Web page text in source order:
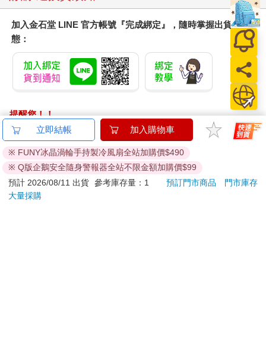
加入金石堂 LINE 官方帳號『完成綁定』，隨時掌握出貨動
態：
提醒您！！
金石堂及銀行均不會請您操作ATM! 如接獲電話要求您前往
ATM提款機，請不要聽從指示，以免受騙上當！
退換貨須知：
**提醒您，鑑賞期不等於試用期，退回商品須為全新狀態**
依據「消費者保護法」第19條及行政院消費者保護處公告之
立即結帳 加入購物車
※ FUNY冰晶渦輪手持製冷風扇全站加購價$490
※ Q版企鵝安全隨身警報器全站不限金額加購價$99
預計 2026/08/11 出貨 參考庫存量：1 預訂門市商品
門市庫存
大量採購